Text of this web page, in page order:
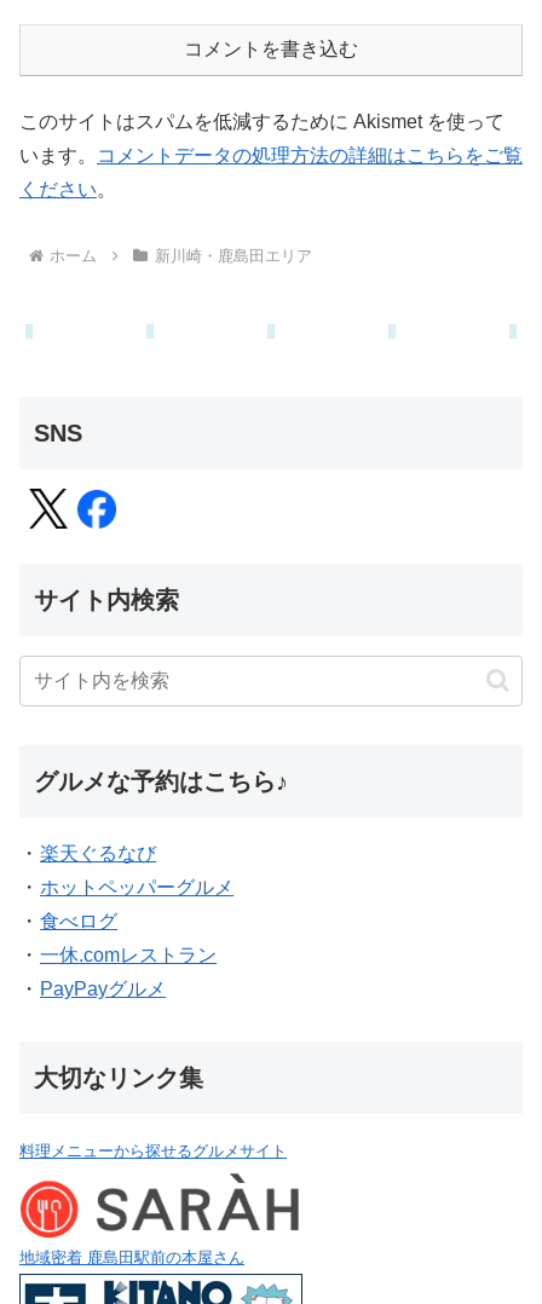
コメントを書き込む
このサイトはスパムを低減するために Akismet を使って
います。
コメントデータの処理方法の詳細はこちらをご覧
ください。
ホーム 新川崎・鹿島田エリア
SNS
サイト内検索
グルメな予約はこちら♪
・ 楽天ぐるなび
・ ホットペッパーグルメ
・ 食べログ
・ 一休.comレストラン
・ PayPayグルメ
大切なリンク集
料理メニューから探せるグルメサイト
地域密着 鹿島田駅前の本屋さん